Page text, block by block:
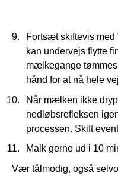
Fortsæt skiftevis med
kan undervejs flytte
mælkegange
hånd for at nå hele
Når mælken ikke
nedløbsrefleksen
processen. Skift
Malk gerne ud i 10
Vær tålmodig, også